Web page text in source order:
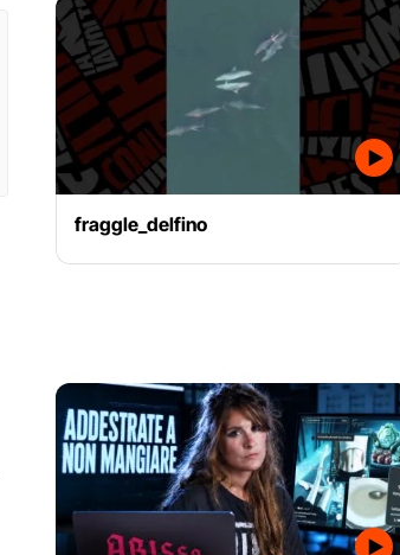
fraggle_delfino